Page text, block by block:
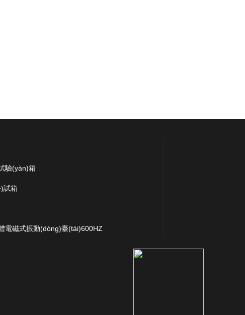
驗(yàn)箱
試箱
電磁式振動(dòng)臺(tái)600HZ